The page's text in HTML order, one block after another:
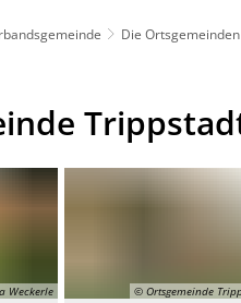
Die Ortsgemeinden
Weckerle © Ortsgemeinde